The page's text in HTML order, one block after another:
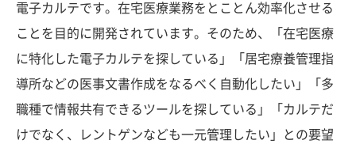
電子カルテです。在宅医療業務をとことん効率化させる
ことを目的に開発されています。そのため、「在宅医療
に特化した電子カルテを探している」「居宅療養管理指
導所などの医事文書作成をなるべく自動化したい」「多
職種で情報共有できるツールを探している」「カルテだ
けでなく、レントゲンなども一元管理したい」との要望